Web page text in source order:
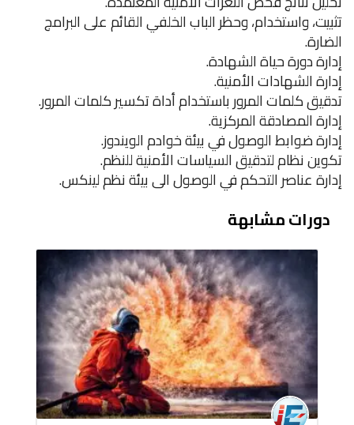
تثبيت، واستخدام، وحظر الباب الخلفي القائم على البرامج
الضارة.
إدارة دورة حياة الشهادة.
إدارة الشهادات الأمنية.
تدقيق كلمات المرور باستخدام أداة تكسير كلمات المرور.
إدارة المصادقة المركزية.
إدارة ضوابط الوصول في بيئة خوادم الويندوز.
تكوين نظام لتدقيق السياسات الأمنية للنظم.
إدارة عناصر التحكم في الوصول الى بيئة نظم لينكس.
دورات مشابهة